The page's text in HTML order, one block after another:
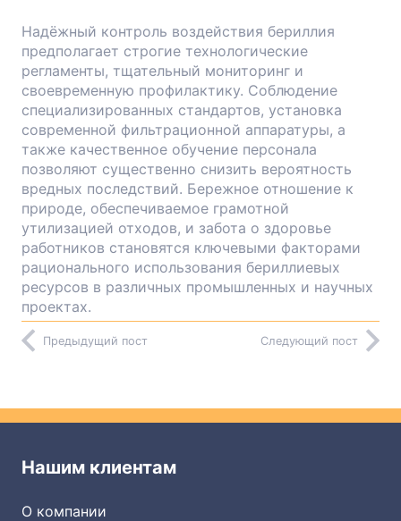
Надёжный контроль воздействия бериллия
предполагает строгие технологические
регламенты, тщательный мониторинг и
своевременную профилактику. Соблюдение
специализированных стандартов, установка
современной фильтрационной аппаратуры, а
также качественное обучение персонала
позволяют существенно снизить вероятность
вредных последствий. Бережное отношение к
природе, обеспечиваемое грамотной
утилизацией отходов, и забота о здоровье
работников становятся ключевыми факторами
рационального использования бериллиевых
ресурсов в различных промышленных и научных
проектах.
Предыдущий пост Следующий пост
Нашим клиентам
О компании